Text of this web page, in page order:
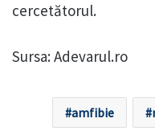
cercetătorul.
Sursa: Adevarul.ro
amfibie